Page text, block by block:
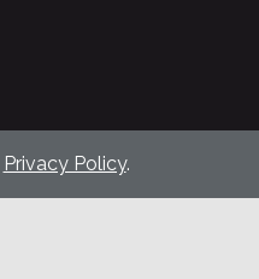
Privacy Policy.